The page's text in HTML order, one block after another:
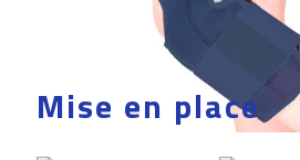
Mise en place